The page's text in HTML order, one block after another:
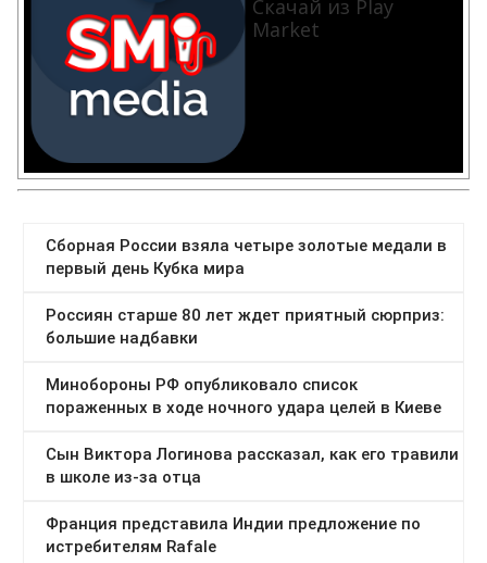
Скачай из Play
Market